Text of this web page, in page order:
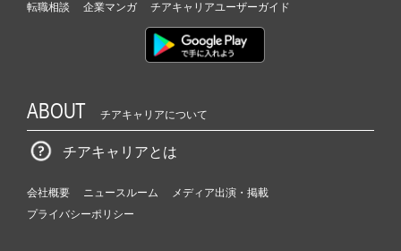
転職相談
企業マンガ チアキャリアユーザーガイド
ABOUT チアキャリアについて
チアキャリアとは
会社概要 ニュースルーム
メディア出演・掲載
プライバシーポリシー